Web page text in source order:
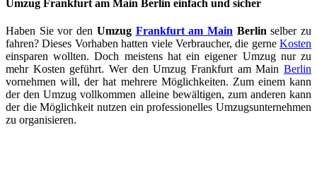
Umzug Frankfurt am Main Berlin einfach und sicher
Haben Sie vor den Umzug Frankfurt am Main Berlin selber zu
fahren? Dieses Vorhaben hatten viele Verbraucher, die gerne Kosten
einsparen wollten. Doch meistens hat ein eigener Umzug nur zu
mehr Kosten geführt. Wer den Umzug Frankfurt am Main Berlin
vornehmen will, der hat mehrere Möglichkeiten. Zum einem kann
der den Umzug vollkommen alleine bewältigen, zum anderen kann
der die Möglichkeit nutzen ein professionelles Umzugsunternehmen
zu organisieren.